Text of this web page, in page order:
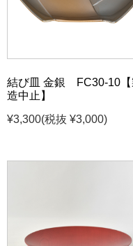
結び皿 金銀 FC30-10【
造中止】
¥3,300(税抜 ¥3,000)